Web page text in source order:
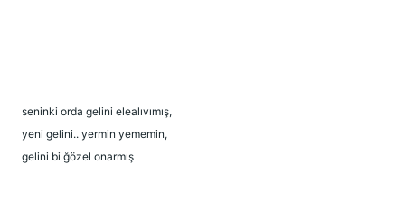
seninki orda gelini elealıvımış,
yeni gelini.. yermin yememin,
gelini bi ğözel onarmış